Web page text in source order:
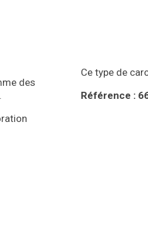
des
Ce type de
Référence :